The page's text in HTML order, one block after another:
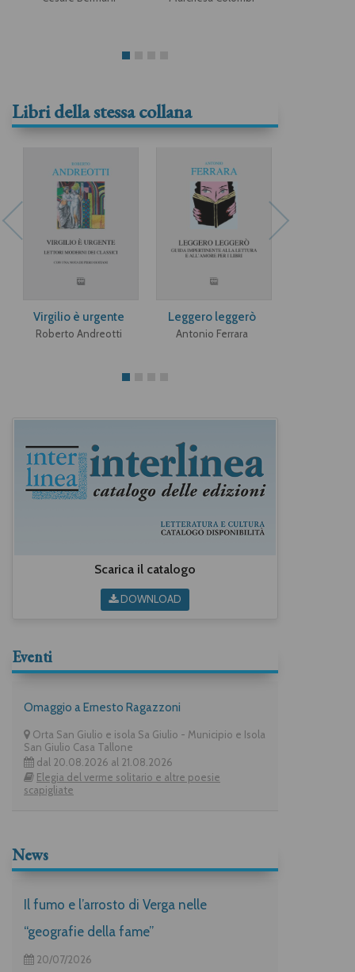
Libri della stessa collana
Virgilio è urgente
Roberto Andreotti
Leggero leggerò
Antonio Ferrara
Scarica il catalogo
DOWNLOAD
Eventi
Omaggio a Ernesto Ragazzoni
Orta San Giulio e isola Sa Giulio - Municipio e Isola
San Giulio Casa Tallone
dal 20.08.2026 al 21.08.2026
Elegia del verme solitario e altre poesie
scapigliate
News
Il fumo e l’arrosto di Verga nelle
“geografie della fame”
20/07/2026